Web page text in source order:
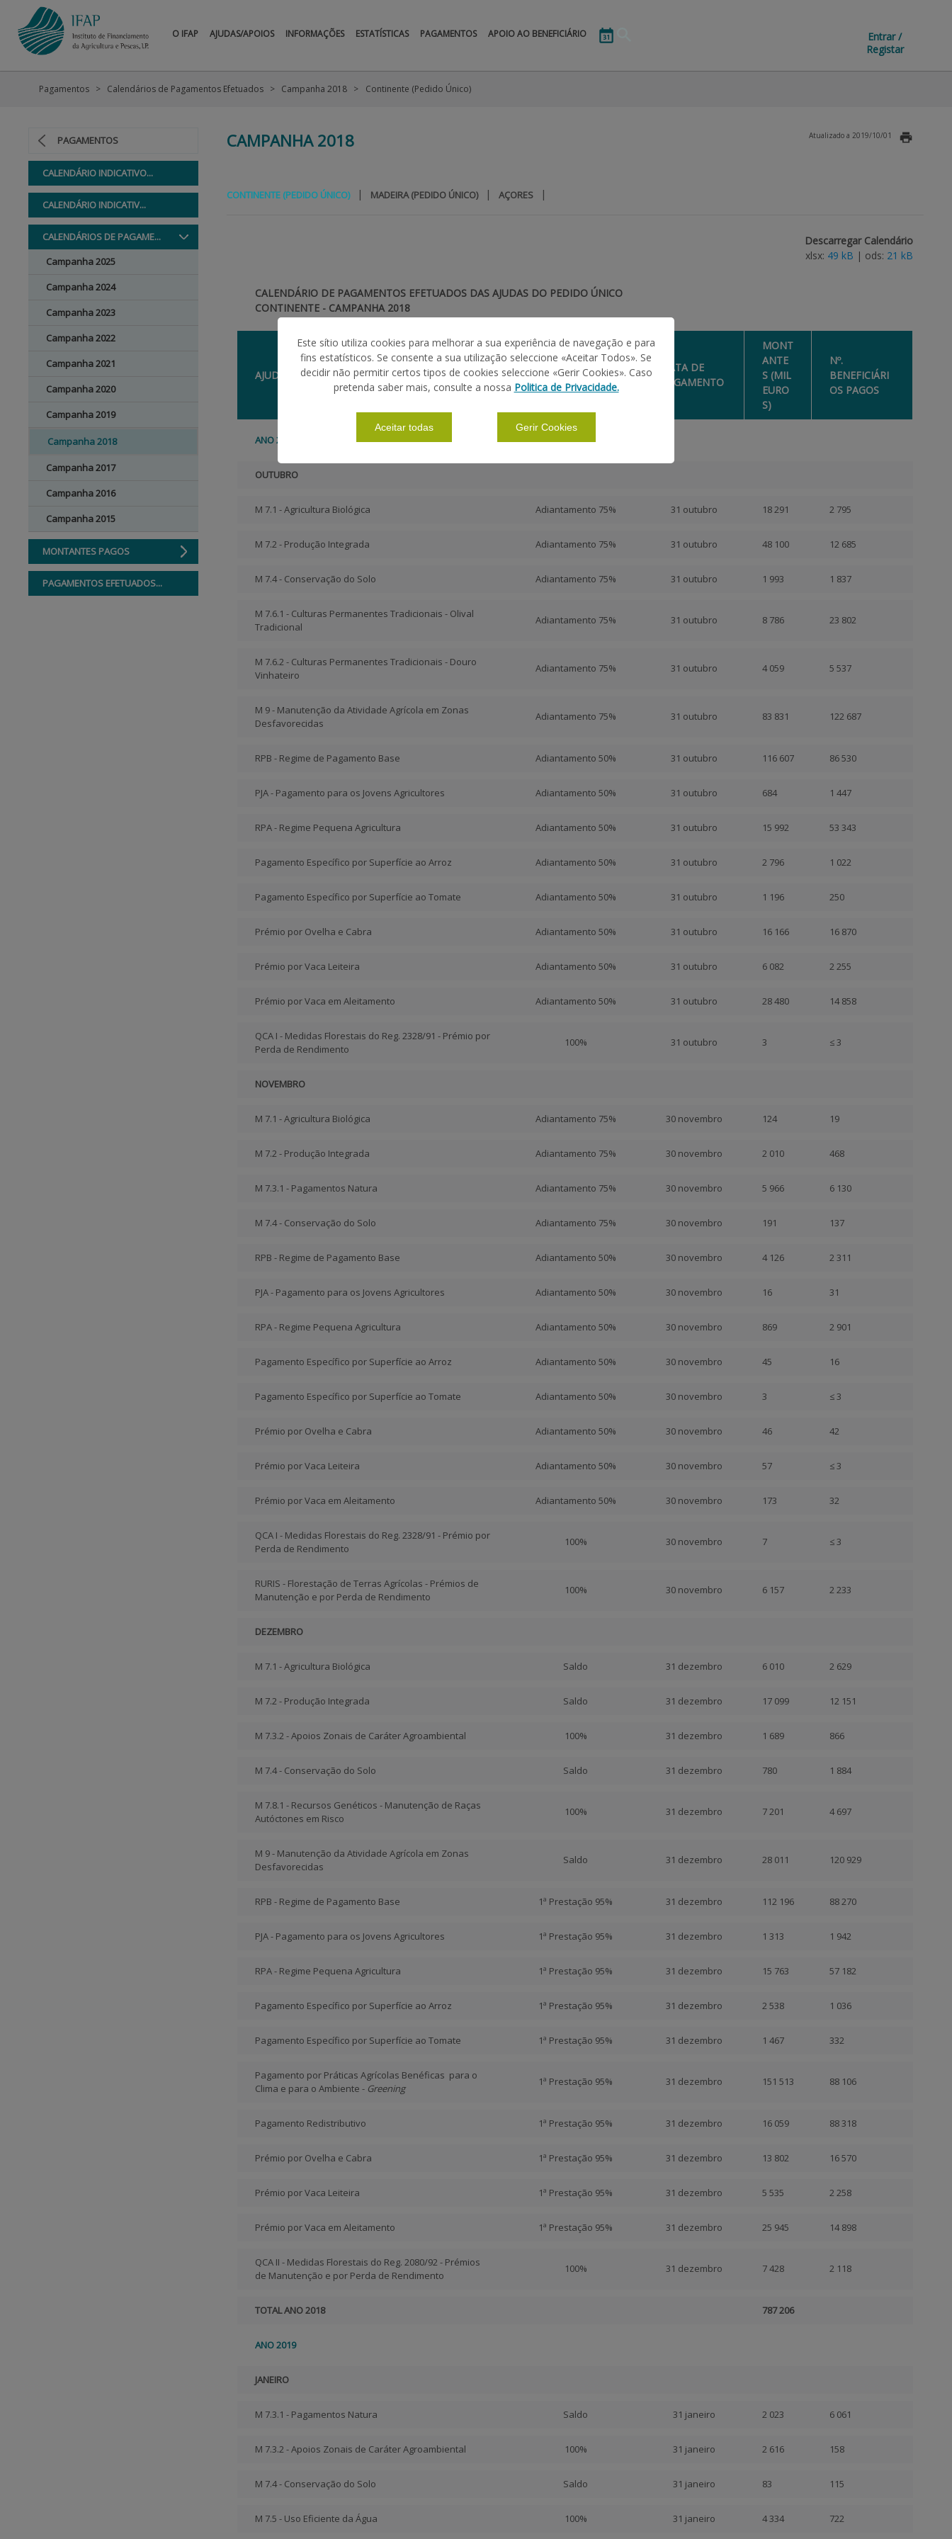
O IFAP AJUDAS/APOIOS INFORMAÇÕES ESTATÍSTICAS PAGAMENTOS APOIO AO BENEFICIÁRIO
Entrar /
Registar
PAGAMENTOS
CALENDÁRIO INDICATIVO...
CALENDÁRIO INDICATIV...
CALENDÁRIOS DE PAGAME...
Campanha 2025
Campanha 2024
Campanha 2023
Campanha 2022
Campanha 2021
Campanha 2020
Campanha 2019
Campanha 2018
Campanha 2017
Campanha 2016
Campanha 2015
MONTANTES PAGOS
PAGAMENTOS EFETUADOS...
Pagamentos Calendários de Pagamentos Efetuados Campanha 2018 Continente (Pedido Único)
CAMPANHA 2018
CONTINENTE (PEDIDO ÚNICO) | MADEIRA (PEDIDO ÚNICO) | AÇORES |
Atualizado a 2019/10/01
Descarregar Calendário
xlsx: 49 kB | ods: 21 kB
CALENDÁRIO DE PAGAMENTOS EFETUADOS DAS AJUDAS DO PEDIDO ÚNICO
CONTINENTE - CAMPANHA 2018
AJUDA
TIPO DE
PAGAMENTO
DATA DE
PAGAMENTO
MONT
ANTE
S (MIL
EURO
S)
Nº.
BENEFICIÁRI
OS PAGOS
ANO 2018
OUTUBRO
M 7.1 - Agricultura Biológica Adiantamento 75% 31 outubro 18 291 2 795
M 7.2 - Produção Integrada Adiantamento 75% 31 outubro 48 100 12 685
M 7.4 - Conservação do Solo Adiantamento 75% 31 outubro 1 993 1 837
M 7.6.1 - Culturas Permanentes Tradicionais - Olival
Tradicional
Adiantamento 75% 31 outubro 8 786 23 802
M 7.6.2 - Culturas Permanentes Tradicionais - Douro
Vinhateiro
Adiantamento 75% 31 outubro 4 059 5 537
M 9 - Manutenção da Atividade Agrícola em Zonas
Desfavorecidas
Adiantamento 75% 31 outubro 83 831 122 687
RPB - Regime de Pagamento Base Adiantamento 50% 31 outubro 116 607 86 530
PJA - Pagamento para os Jovens Agricultores Adiantamento 50% 31 outubro 684 1 447
RPA - Regime Pequena Agricultura Adiantamento 50% 31 outubro 15 992 53 343
Pagamento Específico por Superfície ao Arroz Adiantamento 50% 31 outubro 2 796 1 022
Pagamento Específico por Superfície ao Tomate Adiantamento 50% 31 outubro 1 196 250
Prémio por Ovelha e Cabra Adiantamento 50% 31 outubro 16 166 16 870
Prémio por Vaca Leiteira Adiantamento 50% 31 outubro 6 082 2 255
Prémio por Vaca em Aleitamento Adiantamento 50% 31 outubro 28 480 14 858
QCA I - Medidas Florestais do Reg. 2328/91 - Prémio por
Perda de Rendimento
100% 31 outubro 3 ≤ 3
NOVEMBRO
M 7.1 - Agricultura Biológica Adiantamento 75% 30 novembro 124 19
M 7.2 - Produção Integrada Adiantamento 75% 30 novembro 2 010 468
M 7.3.1 - Pagamentos Natura Adiantamento 75% 30 novembro 5 966 6 130
M 7.4 - Conservação do Solo Adiantamento 75% 30 novembro 191 137
RPB - Regime de Pagamento Base Adiantamento 50% 30 novembro 4 126 2 311
PJA - Pagamento para os Jovens Agricultores Adiantamento 50% 30 novembro 16 31
RPA - Regime Pequena Agricultura Adiantamento 50% 30 novembro 869 2 901
Pagamento Específico por Superfície ao Arroz Adiantamento 50% 30 novembro 45 16
Pagamento Específico por Superfície ao Tomate Adiantamento 50% 30 novembro 3 ≤ 3
Prémio por Ovelha e Cabra Adiantamento 50% 30 novembro 46 42
Prémio por Vaca Leiteira Adiantamento 50% 30 novembro 57 ≤ 3
Prémio por Vaca em Aleitamento Adiantamento 50% 30 novembro 173 32
QCA I - Medidas Florestais do Reg. 2328/91 - Prémio por
Perda de Rendimento
100% 30 novembro 7 ≤ 3
RURIS - Florestação de Terras Agrícolas - Prémios de
Manutenção e por Perda de Rendimento
100% 30 novembro 6 157 2 233
DEZEMBRO
M 7.1 - Agricultura Biológica Saldo 31 dezembro 6 010 2 629
M 7.2 - Produção Integrada Saldo 31 dezembro 17 099 12 151
M 7.3.2 - Apoios Zonais de Caráter Agroambiental 100% 31 dezembro 1 689 866
M 7.4 - Conservação do Solo Saldo 31 dezembro 780 1 884
M 7.8.1 - Recursos Genéticos - Manutenção de Raças
Autóctones em Risco
100% 31 dezembro 7 201 4 697
M 9 - Manutenção da Atividade Agrícola em Zonas
Desfavorecidas
Saldo 31 dezembro 28 011 120 929
RPB - Regime de Pagamento Base 1ª Prestação 95% 31 dezembro 112 196 88 270
PJA - Pagamento para os Jovens Agricultores 1ª Prestação 95% 31 dezembro 1 313 1 942
RPA - Regime Pequena Agricultura 1ª Prestação 95% 31 dezembro 15 763 57 182
Pagamento Específico por Superfície ao Arroz 1ª Prestação 95% 31 dezembro 2 538 1 036
Pagamento Específico por Superfície ao Tomate 1ª Prestação 95% 31 dezembro 1 467 332
Pagamento por Práticas Agrícolas Benéficas para o
Clima e para o Ambiente - Greening
1ª Prestação 95% 31 dezembro 151 513 88 106
Pagamento Redistributivo 1ª Prestação 95% 31 dezembro 16 059 88 318
Prémio por Ovelha e Cabra 1ª Prestação 95% 31 dezembro 13 802 16 570
Prémio por Vaca Leiteira 1ª Prestação 95% 31 dezembro 5 535 2 258
Prémio por Vaca em Aleitamento 1ª Prestação 95% 31 dezembro 25 945 14 898
QCA II - Medidas Florestais do Reg. 2080/92 - Prémios
de Manutenção e por Perda de Rendimento
100% 31 dezembro 7 428 2 118
TOTAL ANO 2018 787 206
ANO 2019
JANEIRO
M 7.3.1 - Pagamentos Natura Saldo 31 janeiro 2 023 6 061
M 7.3.2 - Apoios Zonais de Caráter Agroambiental 100% 31 janeiro 2 616 158
M 7.4 - Conservação do Solo Saldo 31 janeiro 83 115
M 7.5 - Uso Eficiente da Água 100% 31 janeiro 4 334 722
Este sítio utiliza cookies para melhorar a sua experiência de navegação e para
fins estatísticos. Se consente a sua utilização seleccione «Aceitar Todos». Se
decidir não permitir certos tipos de cookies seleccione «Gerir Cookies». Caso
pretenda saber mais, consulte a nossa Politica de Privacidade.
Aceitar todas Gerir Cookies